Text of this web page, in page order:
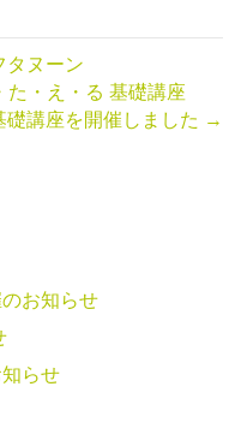
タヌーン
た・え・る 基礎講座
礎講座を開催しました →
お知らせ
らせ